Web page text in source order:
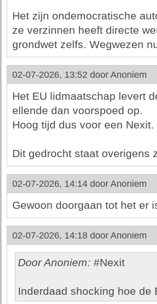
Het zijn ondemocratische
ze verzinnen heeft directe
grondwet zelfs. Wegwezen
02-07-2026, 13:52 door Anoniem
Het EU lidmaatschap levert
ellende dan voorspoed op.
Hoog tijd dus voor een Nexit.
Dit gedrocht staat overigens
02-07-2026, 14:14 door Anoniem
Gewoon doorgaan tot het er
02-07-2026, 14:18 door Anoniem
Door Anoniem: #Nexit
Inderdaad shocking hoe de